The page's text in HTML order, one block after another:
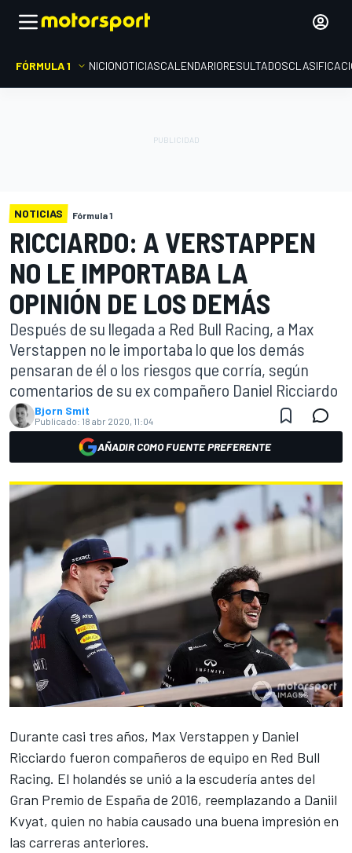
FÓRMULA 1 INICIONOTICIASCALENDARIORESULTADOS
NOTICIAS Fórmula 1
RICCIARDO: A VERSTAPPEN
NO LE IMPORTABA LA
OPINIÓN DE LOS DEMÁS
Después de su llegada a Red Bull Racing, a Max
Verstappen no le importaba lo que los demás
pensaran de él o los riesgos que corría, según
comentarios de su ex compañero Daniel Ricciardo
Bjorn Smit
Publicado: 18 abr 2020, 11:04
AÑADIR COMO FUENTE PREFERENTE
Durante casi tres años, Max Verstappen y Daniel
Ricciardo fueron compañeros de equipo en Red Bull
Racing. El holandés se unió a la escudería antes del
Gran Premio de España de 2016, reemplazando a Daniil
Kvyat, quien no había causado una buena impresión en
las carreras anteriores.